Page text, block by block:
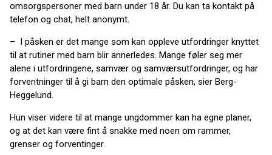
omsorgspersoner med barn under 18 år. Du kan ta kontakt på
telefon og chat, helt anonymt.
– I påsken er det mange som kan oppleve utfordringer knyttet
til at rutiner med barn blir annerledes. Mange føler seg mer
alene i utfordringene, samvær og samværsutfordringer, og har
forventninger til å gi barn den optimale påsken, sier Berg-
Heggelund.
Hun viser videre til at mange ungdommer kan ha egne planer,
og at det kan være fint å snakke med noen om rammer,
grenser og forventinger.